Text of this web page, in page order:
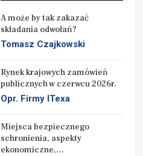
A może by tak zakazać
składania odwołań?
Tomasz Czajkowski
Rynek krajowych zamówień
publicznych w czerwcu 2026r.
Opr. Firmy ITexa
Miejsca bezpiecznego
schronienia, aspekty
ekonomiczne,…